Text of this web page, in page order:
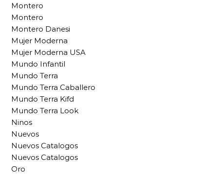
Montero
Montero
Montero Danesi
Mujer Moderna
Mujer Moderna USA
Mundo Infantil
Mundo Terra
Mundo Terra Caballero
Mundo Terra Kifd
Mundo Terra Look
Ninos
Nuevos
Nuevos Catalogos
Nuevos Catalogos
Oro